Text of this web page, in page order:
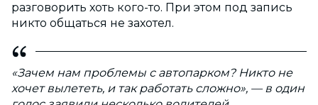
разговорить хоть кого-то. При этом под запись
никто общаться не захотел.
«Зачем нам проблемы с автопарком? Никто не
хочет вылететь, и так работать сложно», — в один